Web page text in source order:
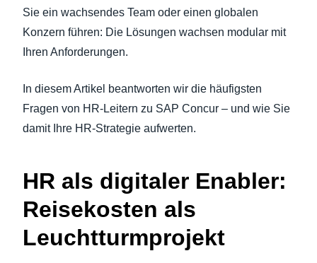
Sie ein wachsendes Team oder einen globalen
Konzern führen: Die Lösungen wachsen modular mit
Ihren Anforderungen.
In diesem Artikel beantworten wir die häufigsten
Fragen von HR-Leitern zu SAP Concur – und wie Sie
damit Ihre HR-Strategie aufwerten.
HR als digitaler Enabler:
Reisekosten als
Leuchtturmprojekt